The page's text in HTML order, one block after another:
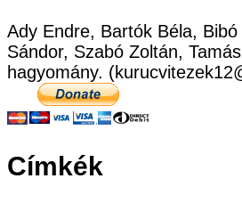
Ady Endre, Bartók Béla,
Sándor, Szabó Zoltán,
hagyomány.
Címkék